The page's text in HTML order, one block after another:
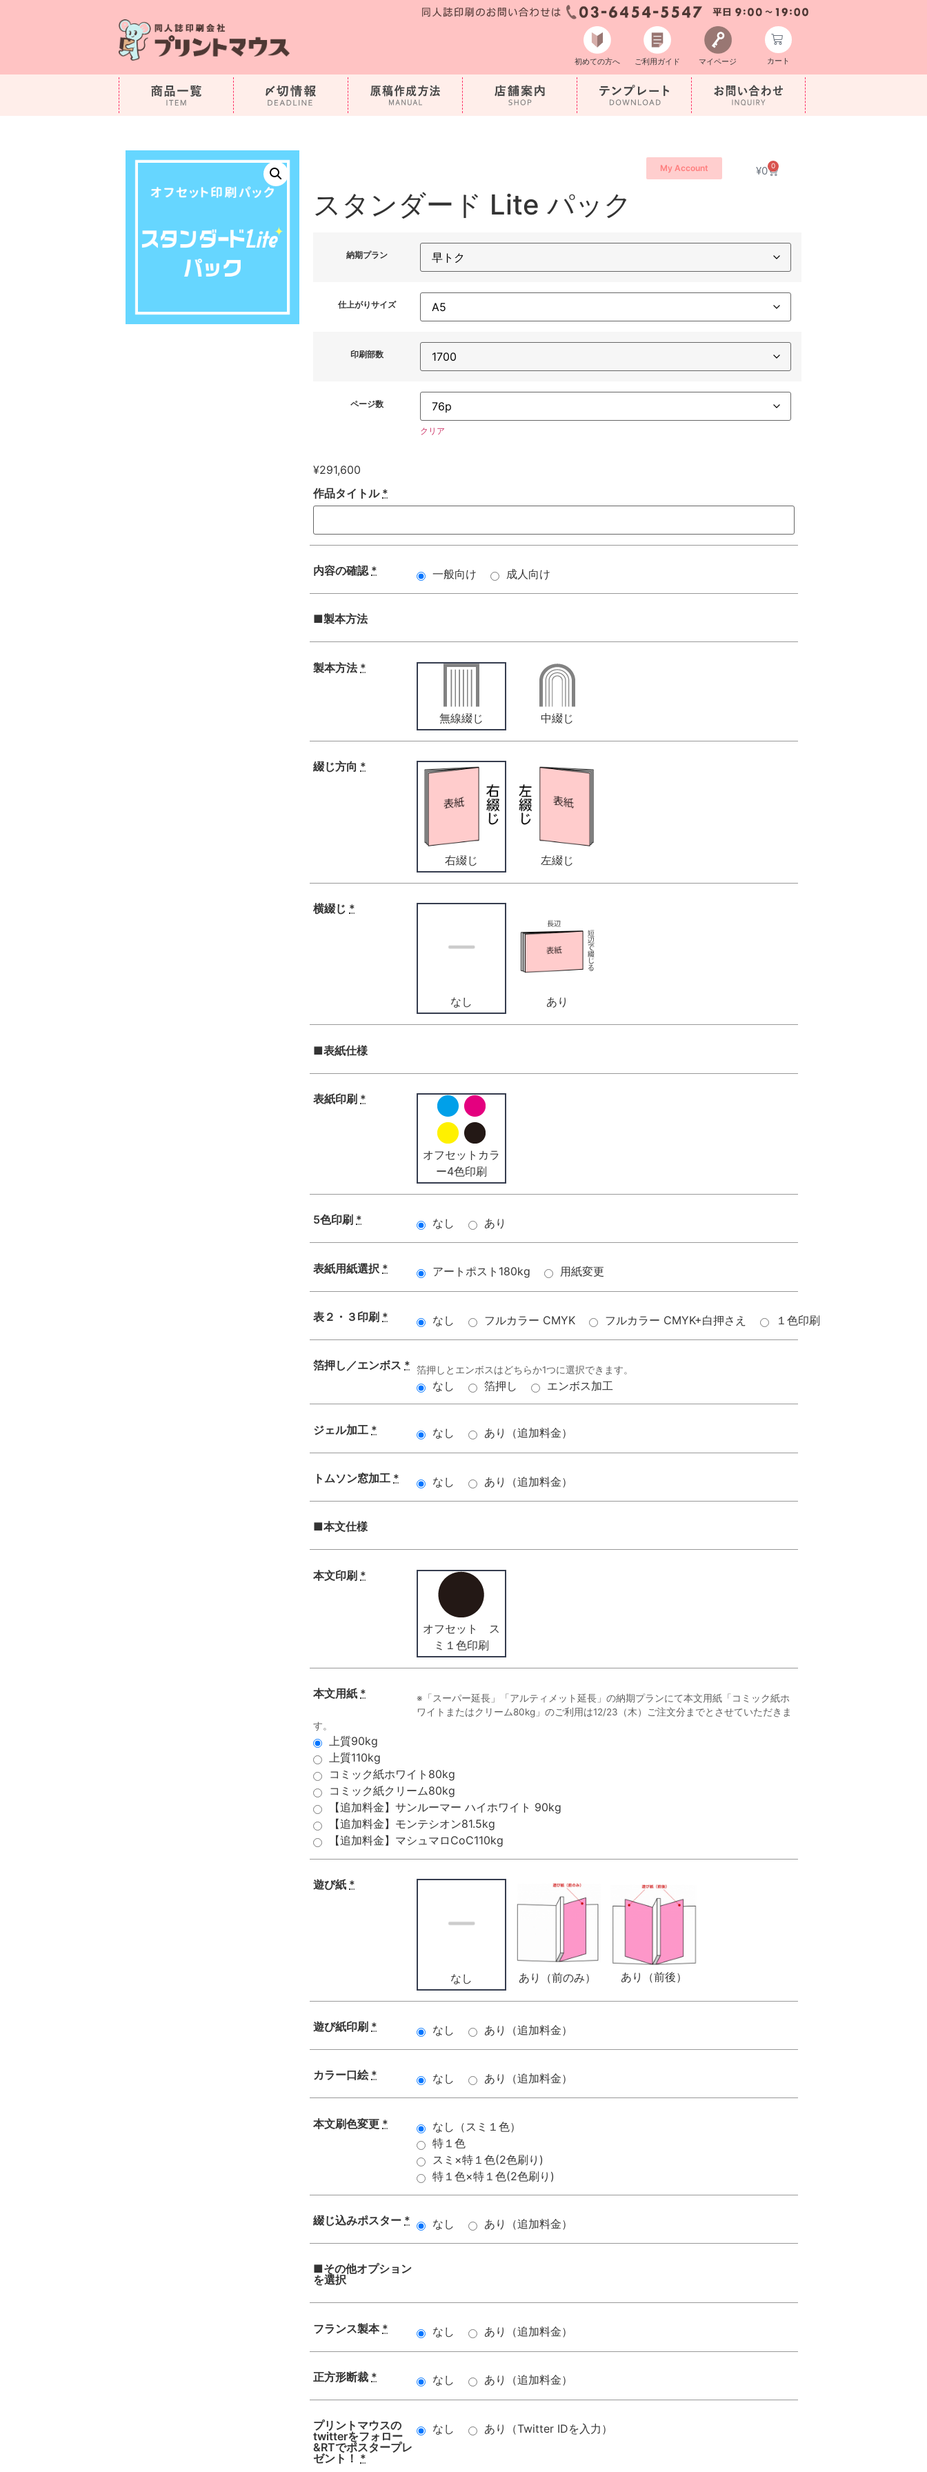
初めての方へ ご利用ガイド マイページ カート
My Account ¥0 0
スタンダード Lite パック
納期プラン
仕上がりサイズ
印刷部数
ページ数
クリア
¥291,600
作品タイトル *
内容の確認 * 一般向け 成人向け
■製本方法
製本方法 *
無線綴じ 中綴じ
綴じ方向 *
右綴じ 左綴じ
横綴じ *
なし あり
■表紙仕様
表紙印刷 *
オフセットカラ
ー4色印刷
5色印刷 * なし あり
表紙用紙選択 * アートポスト180kg 用紙変更
表２・３印刷 * なし フルカラー CMYK フルカラー CMYK+白押さえ １色印刷
箔押し／エンボス * 箔押しとエンボスはどちらか1つに選択できます。
なし 箔押し エンボス加工
ジェル加工 * なし あり（追加料金）
トムソン窓加工 * なし あり（追加料金）
■本文仕様
本文印刷 *
オフセット ス
ミ１色印刷
本文用紙 *
※「スーパー延長」「アルティメット延長」の納期プランにて本文用紙「コミック紙ホ
ワイトまたはクリーム80kg」のご利用は12/23（木）ご注文分までとさせていただきま
す。
上質90kg
上質110kg
コミック紙ホワイト80kg
コミック紙クリーム80kg
【追加料金】サンルーマー ハイホワイト 90kg
【追加料金】モンテシオン81.5kg
【追加料金】マシュマロCoC110kg
遊び紙 *
なし あり（前のみ） あり（前後）
遊び紙印刷 * なし あり（追加料金）
カラー口絵 * なし あり（追加料金）
本文刷色変更 *
なし（スミ１色）
特１色
スミ×特１色(2色刷り)
特１色×特１色(2色刷り)
綴じ込みポスター * なし あり（追加料金）
■その他オプション
を選択
フランス製本 * なし あり（追加料金）
正方形断裁 * なし あり（追加料金）
プリントマウスの
twitterをフォロー
&RTでポスタープレ
ゼント！ *
なし あり（Twitter IDを入力）